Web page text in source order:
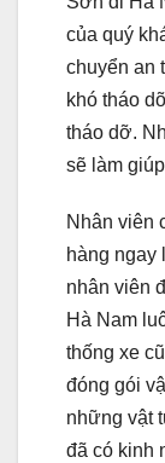
của quý
chuyển an
khó tháo
tháo dỡ.
sẽ làm
Nhân viên
hàng ngay
nhân viên
Hà Nam
thống xe
đóng gói
những vật
đã có kinh